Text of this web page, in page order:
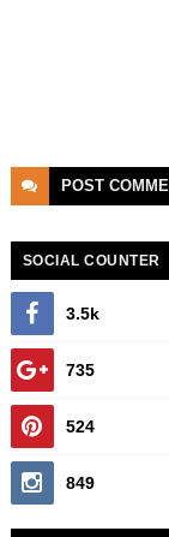
POST
SOCIAL COUNTER
3.5k
735
524
849